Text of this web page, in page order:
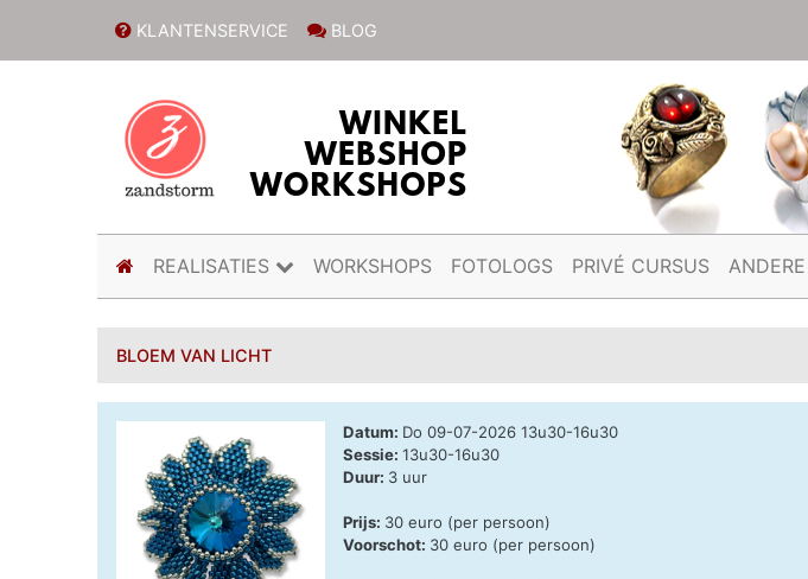
KLANTENSERVICE BLOG
(current)
REALISATIES WORKSHOPS FOTOLOGS PRIVÉ CURSUS ANDERE
BLOEM VAN LICHT
Datum: Do 09-07-2026 13u30-16u30
Sessie:13u30-16u30
Duur: 3 uur
Prijs: 30 euro (per persoon)
Voorschot: 30 euro (per persoon)